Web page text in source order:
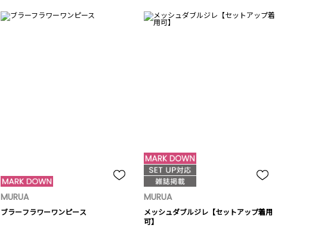
MURUA
ブラーフラワーワンピース
MURUA
メッシュダブルジレ【セットアップ着用
可】